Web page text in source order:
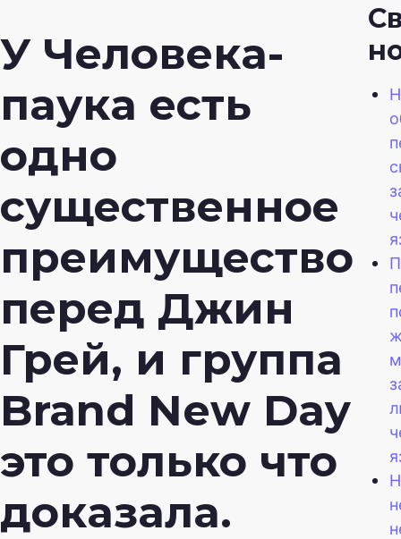
У Человека-
паука есть
одно
существенное
преимущество
перед Джин
Грей, и группа
Brand New Day
это только что
доказала.